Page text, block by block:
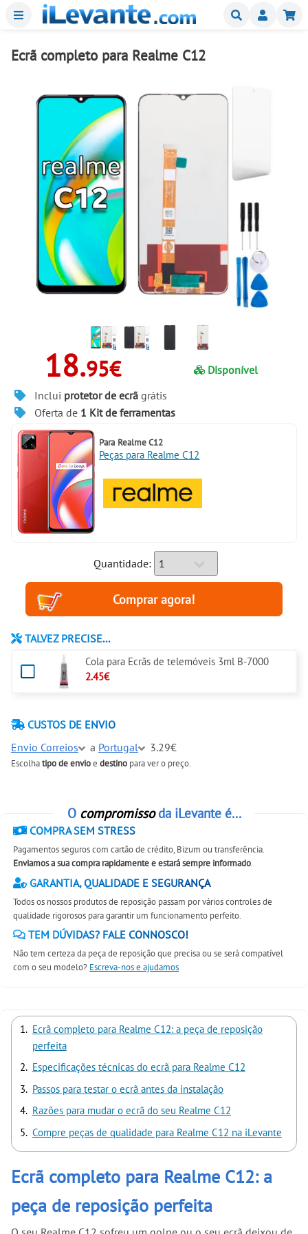
Menu Buscar
Ecrã completo para Realme C12
18.95€ Disponível
Inclui protetor de ecrãgrátis
Oferta de 1 Kit de ferramentas
Para Realme C12
Peças para Realme C12
Quantidade:
TALVEZ PRECISE...
Cola para Ecrãs de telemóveis 3ml B-7000
2.45€
CUSTOS DE ENVIO
Envio Correios
a Portugal 3.29€
Escolhatipo de envioe destino para ver o preço.
O compromissoda iLevante é...
COMPRA SEM STRESS
Pagamentos seguros com cartão de crédito, Bizum ou transferência.
Enviamos a sua compra rapidamente e estará sempre informado.
GARANTIA, QUALIDADE E SEGURANÇA
Todos os nossos produtos de reposição passam por vários controles de
qualidade rigorosos para garantir um funcionamento perfeito.
TEM DÚVIDAS? FALE CONNOSCO!
Não tem certeza da peça de reposição que precisa ou se será compatível
com o seu modelo? Escreva-nos e ajudamos
Ecrã completo para Realme C12: a peça de reposição
perfeita
Especificações técnicas do ecrã para Realme C12
Passos para testar o ecrã antes da instalação
Razões para mudar o ecrã do seu Realme C12
Compre peças de qualidade para Realme C12 na iLevante
Ecrã completo para Realme C12: a
peça de reposição perfeita